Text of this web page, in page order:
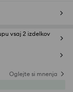
vsaj 2 izdelkov
Oglejte si mnenja